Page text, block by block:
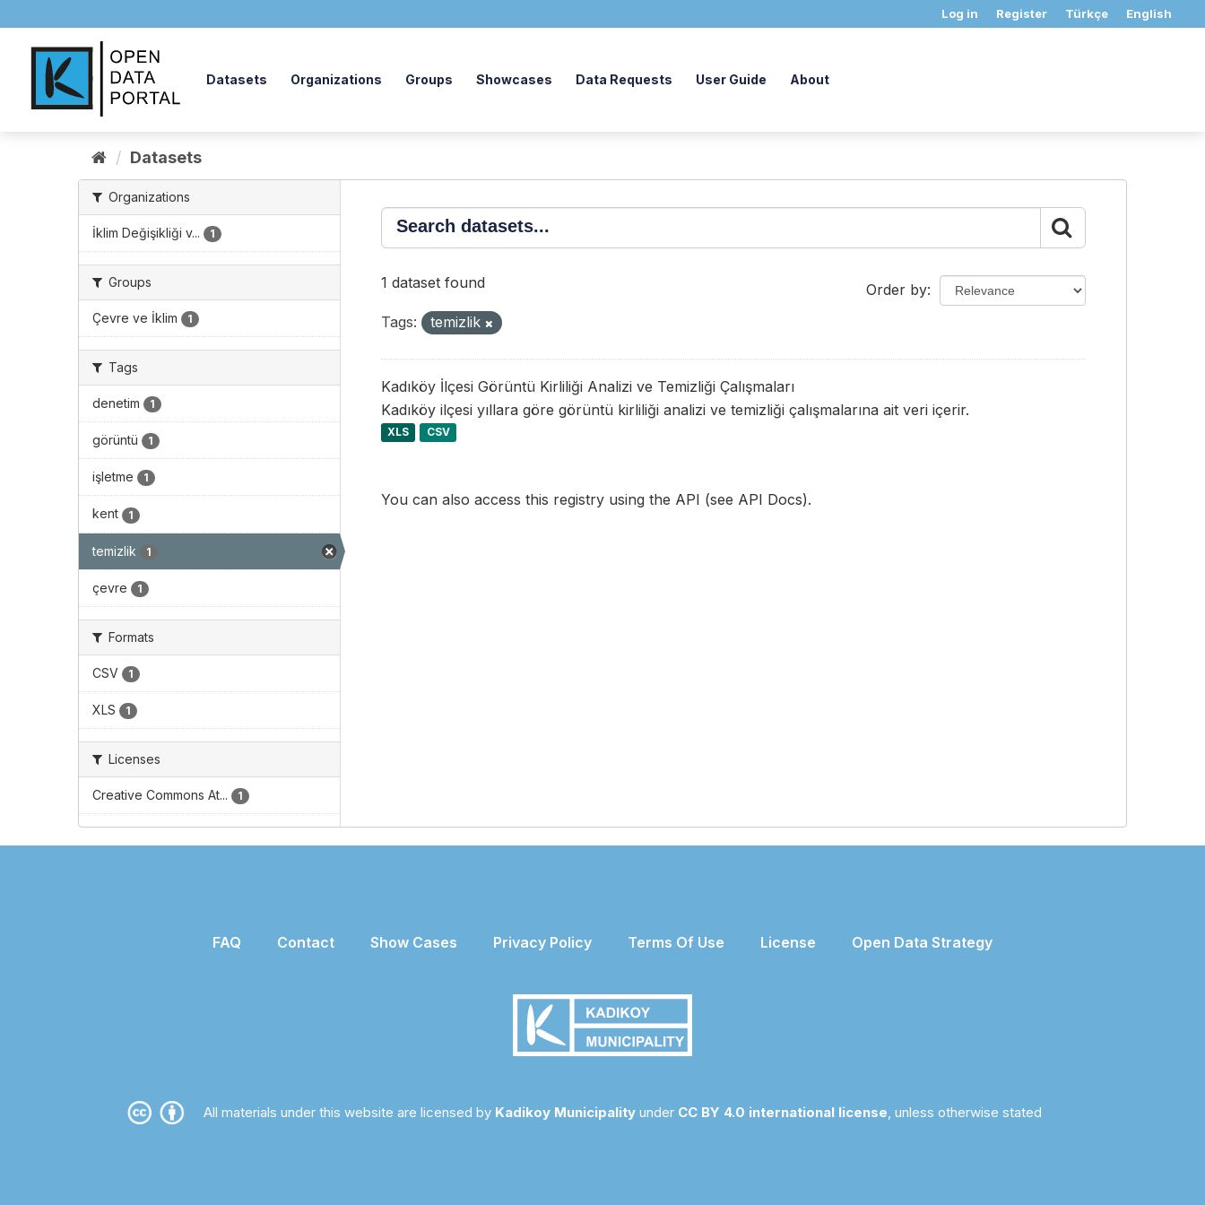
Log in Register Türkçe English
Datasets Organizations Groups Showcases Data Requests User Guide About
Datasets
Organizations
İklim Değişikliği v... 1
Groups
Çevre ve İklim 1
Tags
denetim 1
görüntü 1
işletme 1
kent 1
temizlik 1
çevre 1
Formats
CSV 1
XLS 1
Licenses
Creative Commons At... 1
Order by
1 dataset found
Tags: temizlik
Kadıköy İlçesi Görüntü Kirliliği Analizi ve Temizliği Çalışmaları
Kadıköy ilçesi yıllara göre görüntü kirliliği analizi ve temizliği çalışmalarına ait veri içerir.
XLS CSV
You can also access this registry using the API (see API Docs).
FAQ Contact Show Cases Privacy Policy Terms Of Use License Open Data Strategy
All materials under this website are licensed by Kadikoy Municipality under CC BY 4.0 international license, unless otherwise stated